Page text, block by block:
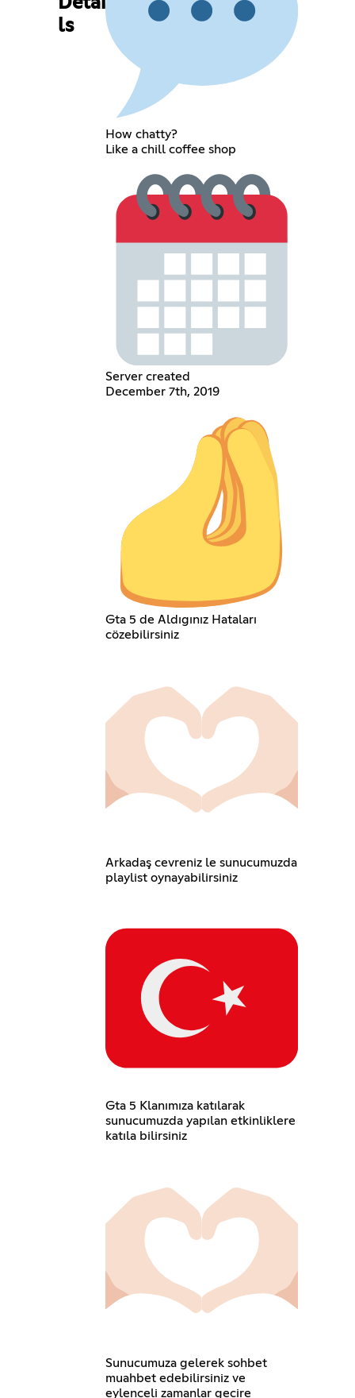
ls
How chatty?
Like a chill coffee shop
Server created
December 7th, 2019
Gta 5 de Aldıgınız Hataları
cözebilirsiniz
Arkadaş cevreniz le sunucumuzda
playlist oynayabilirsiniz
Gta 5 Klanımıza katılarak
sunucumuzda yapılan etkinliklere
katıla bilirsiniz
Sunucumuza gelerek sohbet
muahbet edebilirsiniz ve
eylenceli zamanlar gecire